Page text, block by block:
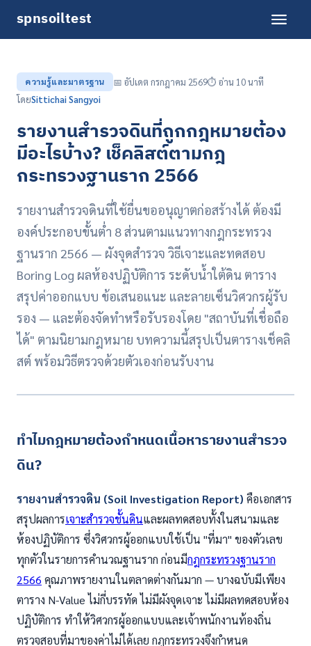
spnsoiltest
ความรู้และมาตรฐาน 📅 อัปเดต กรกฎาคม 2569⏱️ อ่าน 10 นาที
โดยSittichai Sangyoi
รายงานสำรวจดินที่ถูกกฎหมายต้อง
มีอะไรบ้าง? เช็คลิสต์ตามกฎ
กระทรวงฐานราก 2566
รายงานสำรวจดินที่ใช้ยื่นขออนุญาตก่อสร้างได้ ต้องมี
องค์ประกอบขั้นต่ำ 8 ส่วนตามแนวทางกฎกระทรวง
ฐานราก 2566 — ผังจุดสำรวจ วิธีเจาะและทดสอบ
Boring Log ผลห้องปฏิบัติการ ระดับน้ำใต้ดิน ตาราง
สรุปค่าออกแบบ ข้อเสนอแนะ และลายเซ็นวิศวกรผู้รับ
รอง — และต้องจัดทำหรือรับรองโดย "สถาบันที่เชื่อถือ
ได้" ตามนิยามกฎหมาย บทความนี้สรุปเป็นตารางเช็คลิ
สต์ พร้อมวิธีตรวจด้วยตัวเองก่อนรับงาน
ทำไมกฎหมายต้องกำหนดเนื้อหารายงานสำรวจ
ดิน?
รายงานสำรวจดิน (Soil Investigation Report) คือเอกสาร
สรุปผลการเจาะสำรวจชั้นดินและผลทดสอบทั้งในสนามและ
ห้องปฏิบัติการ ซึ่งวิศวกรผู้ออกแบบใช้เป็น "ที่มา" ของตัวเลข
ทุกตัวในรายการคำนวณฐานราก ก่อนมีกฎกระทรวงฐานราก
2566 คุณภาพรายงานในตลาดต่างกันมาก — บางฉบับมีเพียง
ตาราง N-Value ไม่กี่บรรทัด ไม่มีผังจุดเจาะ ไม่มีผลทดสอบห้อง
ปฏิบัติการ ทำให้วิศวกรผู้ออกแบบและเจ้าพนักงานท้องถิ่น
ตรวจสอบที่มาของค่าไม่ได้เลย กฎกระทรวงจึงกำหนด